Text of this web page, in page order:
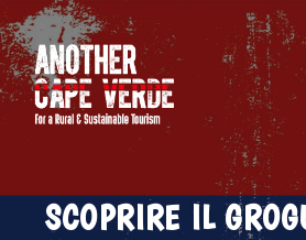
SCOPRIRE IL